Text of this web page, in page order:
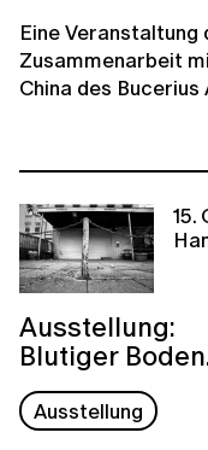
Eine Veranstaltung
Zusammenarbeit
China des Bucerius
15.
Ausstellung:
Blutiger
Ausstellung